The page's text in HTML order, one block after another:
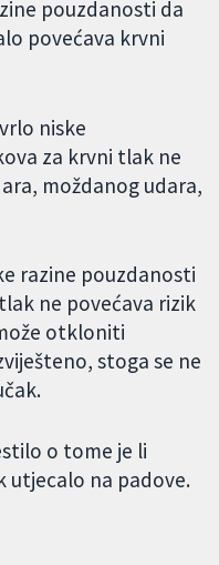
pouzdanosti da
povećava krvni
niske
za krvni tlak ne
moždanog udara,
razine pouzdanosti
ne povećava rizik
otkloniti
stoga se ne
o tome je li
utjecalo na padove.